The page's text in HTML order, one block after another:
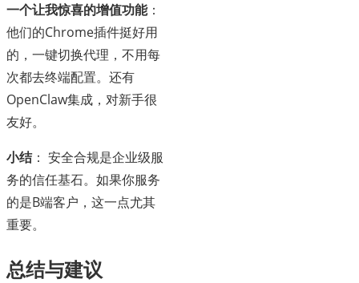
一个让我惊喜的增值功能：
他们的Chrome插件挺好用
的，一键切换代理，不用每
次都去终端配置。还有
OpenClaw集成，对新手很
友好。
小结： 安全合规是企业级服
务的信任基石。如果你服务
的是B端客户，这一点尤其
重要。
总结与建议